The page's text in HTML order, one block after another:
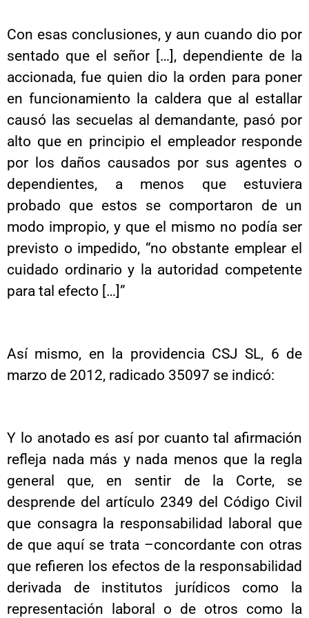
Con esas conclusiones, y aun cuando dio por
sentado que el señor […], dependiente de la
accionada, fue quien dio la orden para poner
en funcionamiento la caldera que al estallar
causó las secuelas al demandante, pasó por
alto que en principio el empleador responde
por los daños causados por sus agentes o
dependientes, a menos que estuviera
probado que estos se comportaron de un
modo impropio, y que el mismo no podía ser
previsto o impedido, “no obstante emplear el
cuidado ordinario y la autoridad competente
para tal efecto […]”
Así mismo, en la providencia CSJ SL, 6 de
marzo de 2012, radicado 35097 se indicó:
Y lo anotado es así por cuanto tal afirmación
refleja nada más y nada menos que la regla
general que, en sentir de la Corte, se
desprende del artículo 2349 del Código Civil
que consagra la responsabilidad laboral que
de que aquí se trata –concordante con otras
que refieren los efectos de la responsabilidad
derivada de institutos jurídicos como la
representación laboral o de otros como la